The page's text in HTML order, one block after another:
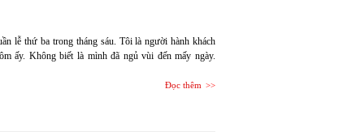
lễ thứ ba trong tháng sáu. Tôi là người hành khách
ấy. Không biết là mình đã ngủ vùi đến mấy ngày.
Đọc thêm